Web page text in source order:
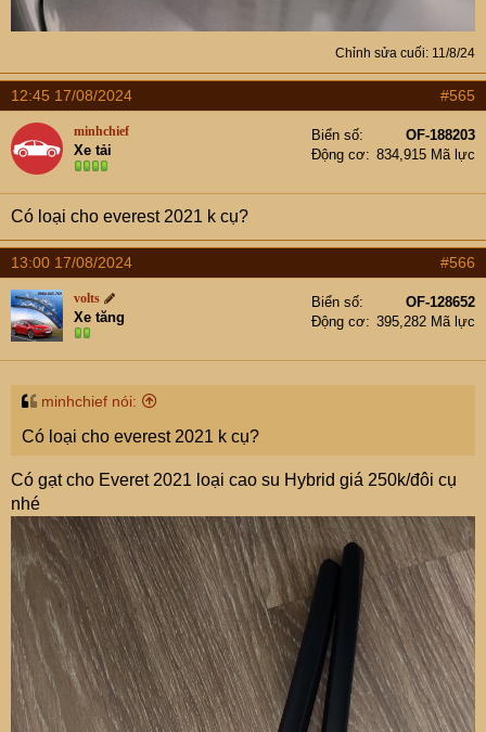
Chỉnh sửa cuối: 11/8/24
12:45 17/08/2024 #565
minhchief
Xe tải
Biển số
OF-188203
Động cơ
834,915 Mã lực
Có loại cho everest 2021 k cụ?
13:00 17/08/2024 #566
volts
Xe tăng
Biển số
OF-128652
Động cơ
395,282 Mã lực
minhchief nói:
Có loại cho everest 2021 k cụ?
Có gạt cho Everet 2021 loại cao su Hybrid giá 250k/đôi cụ
nhé